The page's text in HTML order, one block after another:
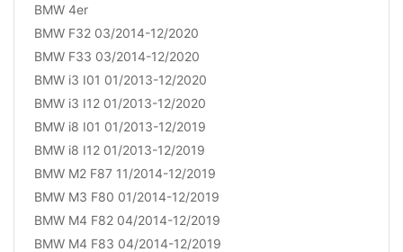
BMW 4er
BMW F32 03/2014-12/2020
BMW F33 03/2014-12/2020
BMW i3 I01 01/2013-12/2020
BMW i3 I12 01/2013-12/2020
BMW i8 I01 01/2013-12/2019
BMW i8 I12 01/2013-12/2019
BMW M2 F87 11/2014-12/2019
BMW M3 F80 01/2014-12/2019
BMW M4 F82 04/2014-12/2019
BMW M4 F83 04/2014-12/2019